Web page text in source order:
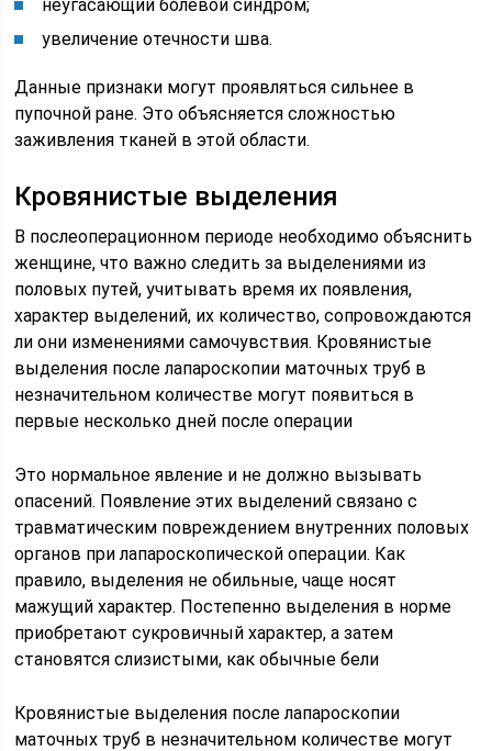
неугасающий болевой синдром;
увеличение отечности шва.
Данные признаки могут проявляться сильнее в
пупочной ране. Это объясняется сложностью
заживления тканей в этой области.
Кровянистые выделения
В послеоперационном периоде необходимо объяснить
женщине, что важно следить за выделениями из
половых путей, учитывать время их появления,
характер выделений, их количество, сопровождаются
ли они изменениями самочувствия. Кровянистые
выделения после лапароскопии маточных труб в
незначительном количестве могут появиться в
первые несколько дней после операции
Это нормальное явление и не должно вызывать
опасений. Появление этих выделений связано с
травматическим повреждением внутренних половых
органов при лапароскопической операции. Как
правило, выделения не обильные, чаще носят
мажущий характер. Постепенно выделения в норме
приобретают сукровичный характер, а затем
становятся слизистыми, как обычные бели
Кровянистые выделения после лапароскопии
маточных труб в незначительном количестве могут